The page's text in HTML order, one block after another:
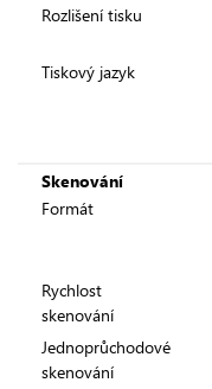
Rozlišení tisku
Tiskový jazyk
Skenování
Formát
Rychlost
skenování
Jednoprůchodové
skenování